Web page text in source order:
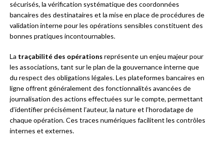
sécurisés, la vérification systématique des coordonnées
bancaires des destinataires et la mise en place de procédures de
validation interne pour les opérations sensibles constituent des
bonnes pratiques incontournables.
La traçabilité des opérations représente un enjeu majeur pour
les associations, tant sur le plan de la gouvernance interne que
du respect des obligations légales. Les plateformes bancaires en
ligne offrent généralement des fonctionnalités avancées de
journalisation des actions effectuées sur le compte, permettant
d’identifier précisément l’auteur, la nature et l’horodatage de
chaque opération. Ces traces numériques facilitent les contrôles
internes et externes.